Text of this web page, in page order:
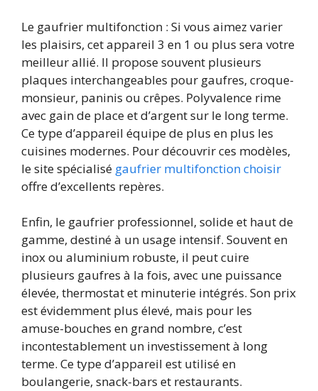
Le gaufrier multifonction : Si vous aimez varier
les plaisirs, cet appareil 3 en 1 ou plus sera votre
meilleur allié. Il propose souvent plusieurs
plaques interchangeables pour gaufres, croque-
monsieur, paninis ou crêpes. Polyvalence rime
avec gain de place et d’argent sur le long terme.
Ce type d’appareil équipe de plus en plus les
cuisines modernes. Pour découvrir ces modèles,
le site spécialisé gaufrier multifonction choisir
offre d’excellents repères.
Enfin, le gaufrier professionnel, solide et haut de
gamme, destiné à un usage intensif. Souvent en
inox ou aluminium robuste, il peut cuire
plusieurs gaufres à la fois, avec une puissance
élevée, thermostat et minuterie intégrés. Son prix
est évidemment plus élevé, mais pour les
amuse-bouches en grand nombre, c’est
incontestablement un investissement à long
terme. Ce type d’appareil est utilisé en
boulangerie, snack-bars et restaurants.